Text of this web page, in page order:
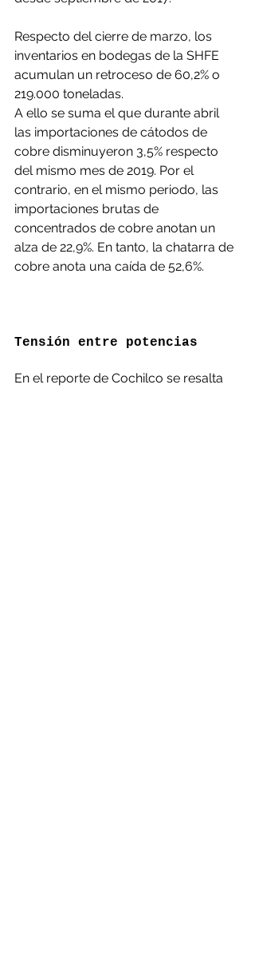
Respecto del cierre de marzo, los
inventarios en bodegas de la SHFE
acumulan un retroceso de 60,2% o
219.000 toneladas.
A ello se suma el que durante abril
las importaciones de cátodos de
cobre disminuyeron 3,5% respecto
del mismo mes de 2019. Por el
contrario, en el mismo periodo, las
importaciones brutas de
concentrados de cobre anotan un
alza de 22,9%. En tanto, la chatarra de
cobre anota una caída de 52,6%.
Tensión entre potencias
En el reporte de Cochilco se resalta